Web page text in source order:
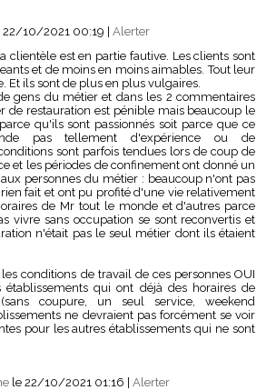
22/10/2021 00:19
Alerter
clientèle est en partie fautive. Les clients sont
et de moins en moins aimables. Tout leur
Et ils sont de plus en plus vulgaires.
gens du métier et dans les 2 commentaires
de restauration est pénible mais beaucoup le
qu'ils sont passionnés soit parce que ce
pas tellement d'expérience ou de
sont parfois tendues lors de coup de
et les périodes de confinement ont donné un
personnes du métier : beaucoup n'ont pas
fait et ont pu profité d'une vie relativement
de Mr tout le monde et d'autres parce
vivre sans occupation se sont reconvertis et
n'était pas le seul métier dont ils étaient
conditions de travail de ces personnes OUI
qui ont déjà des horaires de
coupure, un seul service, weekend
ne devraient pas forcément se voir
pour les autres établissements qui ne sont
le 22/10/2021 01:16 | Alerter